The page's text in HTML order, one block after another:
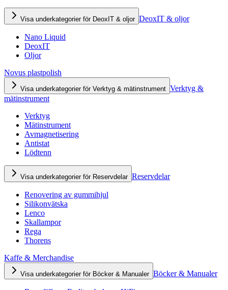
Visa underkategorier för DeoxIT & oljor DeoxIT & oljor
Nano Liquid
DeoxIT
Oljor
Novus plastpolish
Visa underkategorier för Verktyg & mätinstrument Verktyg &
mätinstrument
Verktyg
Mätinstrument
Avmagnetisering
Antistat
Lödtenn
Visa underkategorier för Reservdelar Reservdelar
Renovering av gummihjul
Silikonvätska
Lenco
Skallampor
Rega
Thorens
Kaffe & Merchandise
Visa underkategorier för Böcker & Manualer Böcker & Manualer